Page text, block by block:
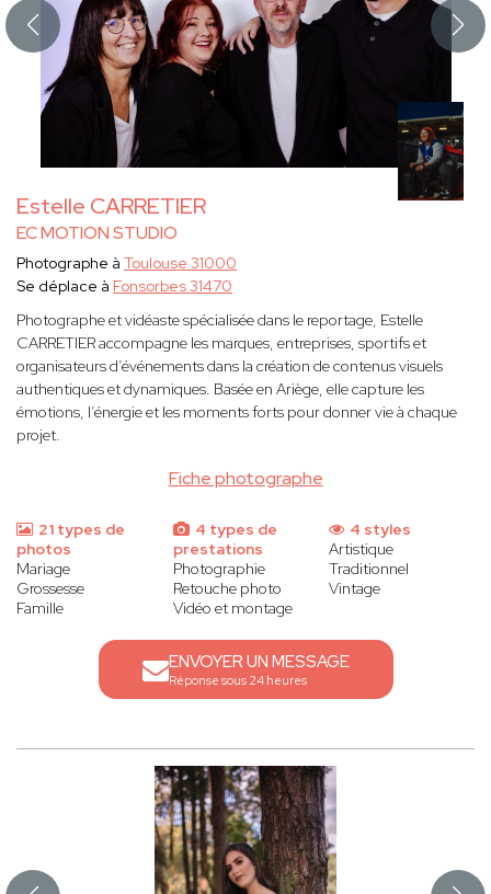
Estelle CARRETIER
EC MOTION STUDIO
Fiche photographe
Photographe à Toulouse 31000
Se déplace à Fonsorbes 31470
Photographe et vidéaste spécialisée dans le reportage, Estelle
CARRETIER accompagne les marques, entreprises, sportifs et
organisateurs d’événements dans la création de contenus visuels
authentiques et dynamiques. Basée en Ariège, elle capture les
émotions, l’énergie et les moments forts pour donner vie à chaque
projet.
21 types de
photos
Mariage
Grossesse
Famille
4 types de
prestations
Photographie
Retouche photo
Vidéo et montage
4 styles
Artistique
Traditionnel
Vintage
ENVOYER UN MESSAGE
Réponse sous 24 heures